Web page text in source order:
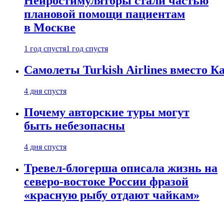
плановой помощи пациентам
в Москве
1 год спустя1 год спустя
Самолеты Turkish Airlines вместо
4 дня спустя
Почему авторские туры могут
быть небезопасны
4 дня спустя
Тревел-блогерша описала жизнь на
северо-востоке России фразой
«красную рыбу отдают чайкам»